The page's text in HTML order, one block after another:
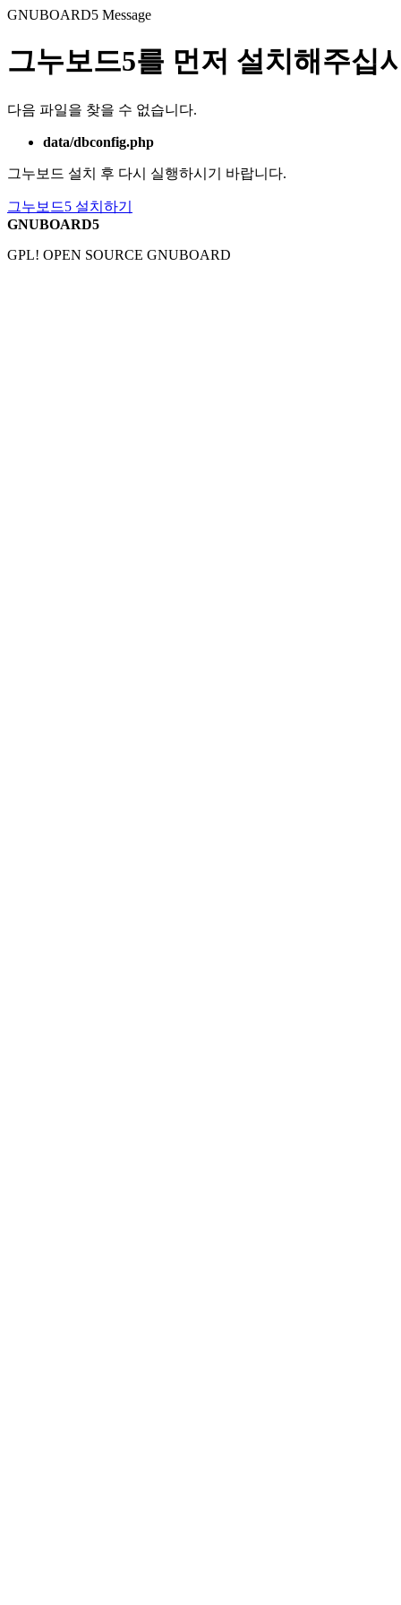
GNUBOARD5 Message
그누보드5를 먼저 설치해주십
다음 파일을 찾을 수 없습니다.
data/dbconfig.php
그누보드 설치 후 다시 실행하시기 바랍니다.
그누보드5 설치하기
GNUBOARD5
GPL! OPEN SOURCE GNUBOARD